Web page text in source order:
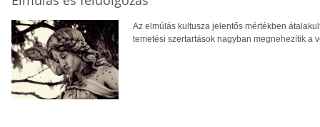
Az elmúlás kultusza jelentős mértékben
temetési szertartások nagyban megnehezítik a